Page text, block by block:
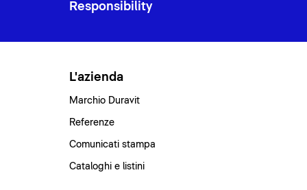
Responsibility
L'azienda
Marchio Duravit
Referenze
Comunicati stampa
Cataloghi e listini